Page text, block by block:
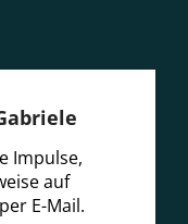
Impulse,
auf
E-Mail.